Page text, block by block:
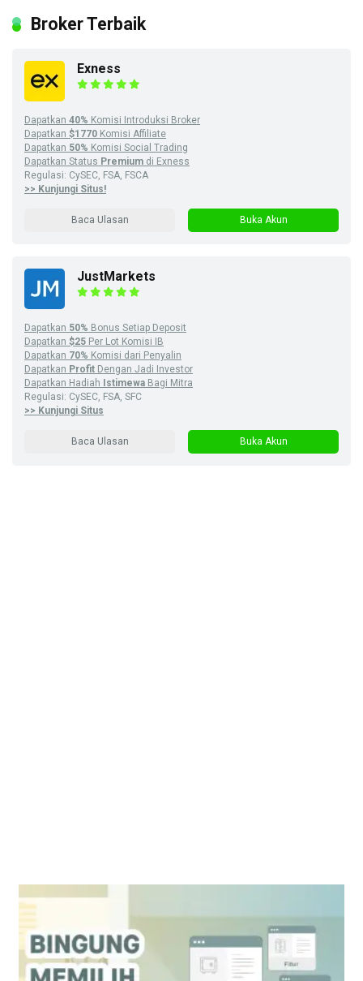
Broker Terbaik
Exness
Dapatkan 40% Komisi Introduksi Broker
Dapatkan $1770 Komisi Affiliate
Dapatkan 50% Komisi Social Trading
Dapatkan Status Premium di Exness
Regulasi: CySEC, FSA, FSCA
>> Kunjungi Situs!
Baca Ulasan Buka Akun
JustMarkets
Dapatkan 50% Bonus Setiap Deposit
Dapatkan $25 Per Lot Komisi IB
Dapatkan 70% Komisi dari Penyalin
Dapatkan Profit Dengan Jadi Investor
Dapatkan Hadiah
Istimewa Bagi Mitra
Regulasi: CySEC, FSA, SFC
>> Kunjungi Situs
Baca Ulasan Buka Akun